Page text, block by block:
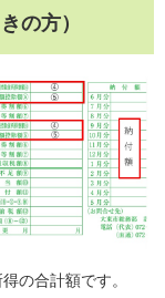
の方）
の合計額です。